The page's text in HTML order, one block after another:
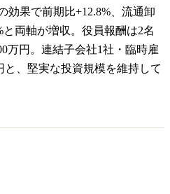
効果で前期比+12.8%、流通卸
両軸が増収。役員報酬は2名
万円。連結子会社1社・臨時雇
と、堅実な投資規模を維持して